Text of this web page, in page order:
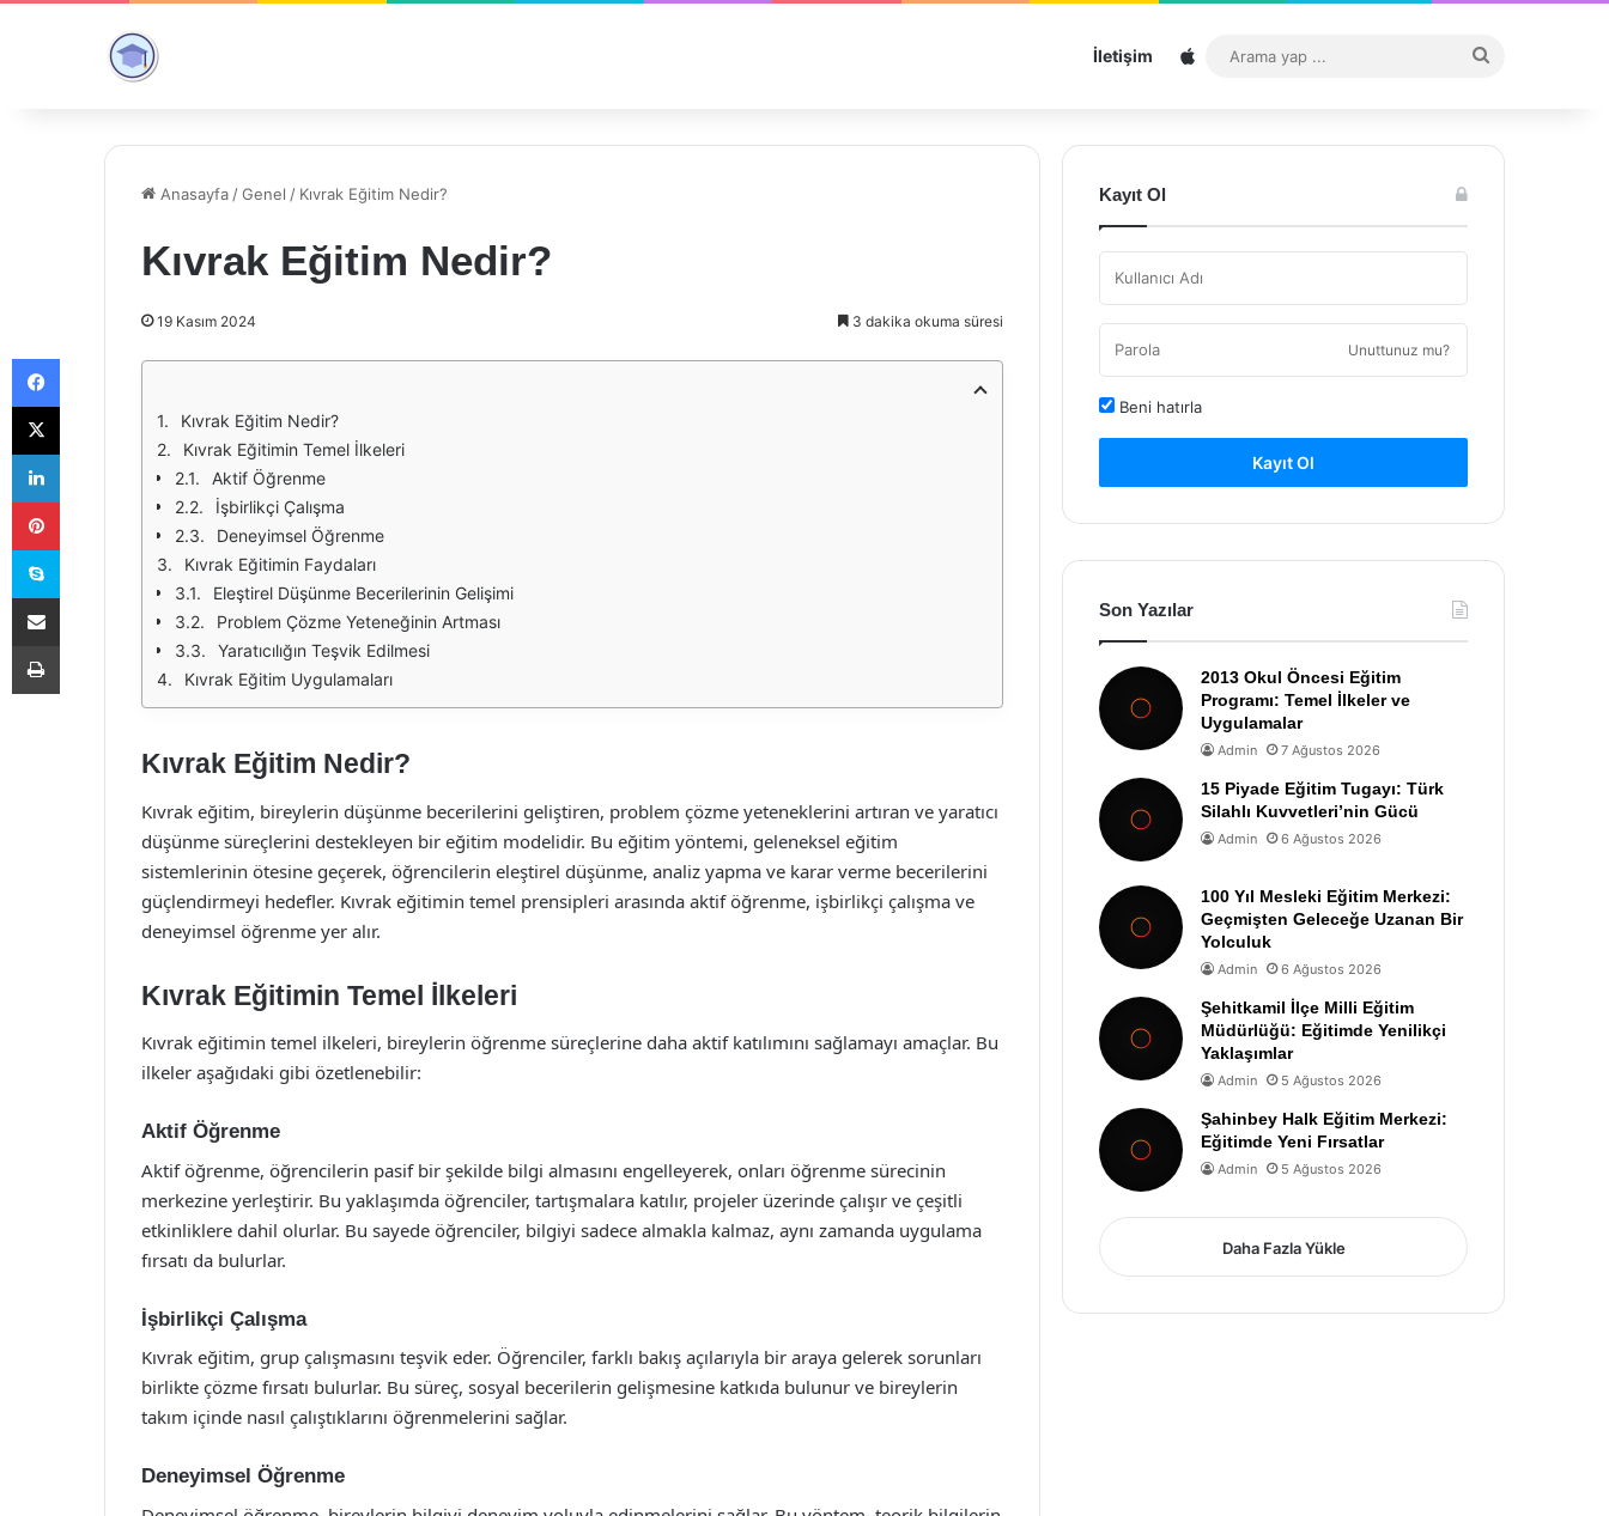
İletişim Sitemap
...
Anasayfa /Genel / Kıvrak Eğitim Nedir?
Kıvrak Eğitim Nedir?
19 Kasım 2024 3 dakika okuma süresi
Kıvrak Eğitim Nedir?
Kıvrak Eğitimin Temel İlkeleri
Aktif Öğrenme
İşbirlikçi Çalışma
Deneyimsel Öğrenme
Kıvrak Eğitimin Faydaları
Eleştirel Düşünme Becerilerinin Gelişimi
Problem Çözme Yeteneğinin Artması
Yaratıcılığın Teşvik Edilmesi
Kıvrak Eğitim Uygulamaları
Kıvrak Eğitim Nedir?
Kıvrak eğitim, bireylerin düşünme becerilerini geliştiren, problem çözme yeteneklerini artıran ve yaratıcı
düşünme süreçlerini destekleyen bir eğitim modelidir. Bu eğitim yöntemi, geleneksel eğitim
sistemlerinin ötesine geçerek, öğrencilerin eleştirel düşünme, analiz yapma ve karar verme becerilerini
güçlendirmeyi hedefler. Kıvrak eğitimin temel prensipleri arasında aktif öğrenme, işbirlikçi çalışma ve
deneyimsel öğrenme yer alır.
Kıvrak Eğitimin Temel İlkeleri
Kıvrak eğitimin temel ilkeleri, bireylerin öğrenme süreçlerine daha aktif katılımını sağlamayı amaçlar. Bu
ilkeler aşağıdaki gibi özetlenebilir:
Aktif Öğrenme
Aktif öğrenme, öğrencilerin pasif bir şekilde bilgi almasını engelleyerek, onları öğrenme sürecinin
merkezine yerleştirir. Bu yaklaşımda öğrenciler, tartışmalara katılır, projeler üzerinde çalışır ve çeşitli
etkinliklere dahil olurlar. Bu sayede öğrenciler, bilgiyi sadece almakla kalmaz, aynı zamanda uygulama
fırsatı da bulurlar.
İşbirlikçi Çalışma
Kıvrak eğitim, grup çalışmasını teşvik eder. Öğrenciler, farklı bakış açılarıyla bir araya gelerek sorunları
birlikte çözme fırsatı bulurlar. Bu süreç, sosyal becerilerin gelişmesine katkıda bulunur ve bireylerin
takım içinde nasıl çalıştıklarını öğrenmelerini sağlar.
Deneyimsel Öğrenme
Kayıt Ol
Unuttunuz mu?
Beni hatırla
Kayıt Ol
Son Yazılar
2013 Okul Öncesi Eğitim
Programı: Temel İlkeler ve
Uygulamalar
Admin 7 Ağustos 2026
15 Piyade Eğitim Tugayı: Türk
Silahlı Kuvvetleri’nin Gücü
Admin 6 Ağustos 2026
100 Yıl Mesleki Eğitim Merkezi:
Geçmişten Geleceğe Uzanan Bir
Yolculuk
Admin 6 Ağustos 2026
Şehitkamil İlçe Milli Eğitim
Müdürlüğü: Eğitimde Yenilikçi
Yaklaşımlar
Admin 5 Ağustos 2026
Şahinbey Halk Eğitim Merkezi:
Eğitimde Yeni Fırsatlar
Admin 5 Ağustos 2026
Daha Fazla Yükle
Facebook
X
LinkedIn
Pinterest
Skype
E-Posta ile paylaş